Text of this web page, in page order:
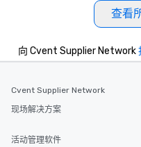
查看
向 Cvent Supplier Network
Cvent Supplier Network
现场解决方案
活动管理软件